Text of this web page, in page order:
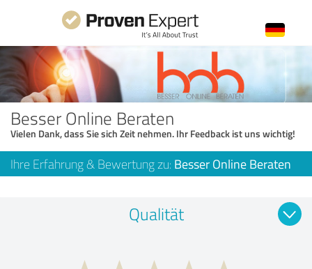
Besser Online Beraten
Vielen Dank, dass Sie sich Zeit nehmen. Ihr Feedback ist uns wichtig!
Ihre Erfahrung & Bewertung zu: Besser Online Beraten
Qualität